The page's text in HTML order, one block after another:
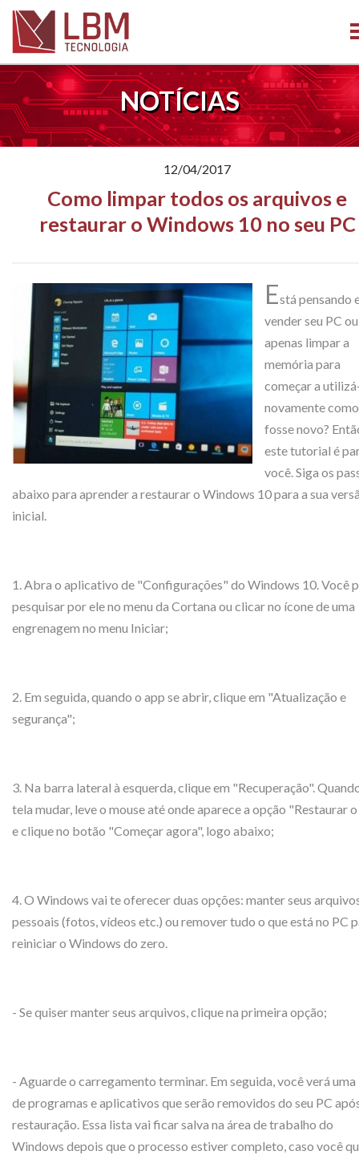
NOTÍCIAS
12/04/2017
Como limpar todos os arquivos e
restaurar o Windows 10 no seu PC
Está pensando
vender seu PC ou
apenas limpar a
memória para
começar a
novamente
fosse novo?
este tutorial é
você. Siga os
abaixo para aprender a restaurar o Windows 10 para a sua
inicial.
1. Abra o aplicativo de "Configurações" do Windows 10. Você
pesquisar por ele no menu da Cortana ou clicar no ícone de uma
engrenagem no menu Iniciar;
2. Em seguida, quando o app se abrir, clique em "Atualização e
segurança";
3. Na barra lateral à esquerda, clique em "Recuperação".
tela mudar, leve o mouse até onde aparece a opção "Restaurar
e clique no botão "Começar agora", logo abaixo;
4. O Windows vai te oferecer duas opções: manter seus
pessoais (fotos, vídeos etc.) ou remover tudo o que está no PC
reiniciar o Windows do zero.
- Se quiser manter seus arquivos, clique na primeira opção;
- Aguarde o carregamento terminar. Em seguida, você verá
de programas e aplicativos que serão removidos do seu PC
restauração. Essa lista vai ficar salva na área de trabalho do
Windows depois que o processo estiver completo, caso você